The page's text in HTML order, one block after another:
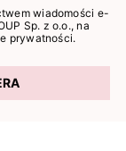
wiadomości e-
Sp. z o.o., na
prywatności.